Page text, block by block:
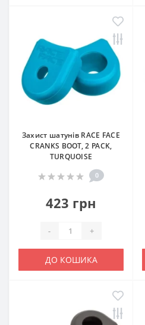
Захист шатунів RACE FACE
CRANKS BOOT, 2 PACK,
TURQUOISE
0
423 грн
- +
ДО КОШИКА